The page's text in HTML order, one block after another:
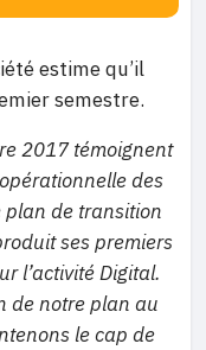
estime qu’il
semestre.
2017 témoignent
des
plan de transition
ses premiers
l’activité Digital.
de notre plan au
le cap de